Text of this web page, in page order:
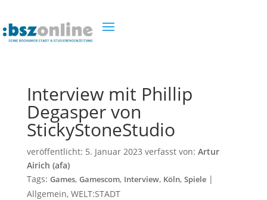
Interview mit Phillip
Degasper von
StickyStoneStudio
veröffentlicht: 5. Januar 2023 verfasst von: Artur
Airich (afa)
Tags: Games, Gamescom, Interview, Köln, Spiele|
Allgemein, WELT:STADT